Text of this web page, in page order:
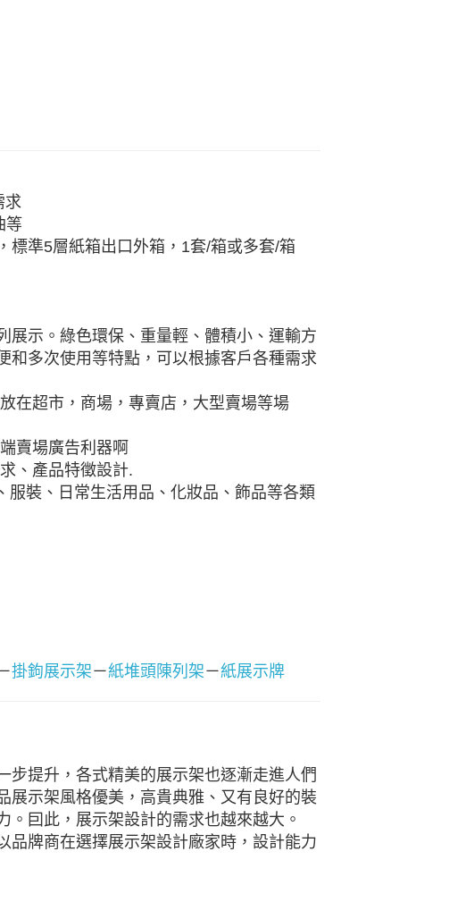
求
等
標準5層紙箱出口外箱，1套/箱或多套/箱
展示。綠色環保、重量輕、體積小、運輸方
和多次使用等特點，可以根據客戶各種需求
在超市，商場，專賣店，大型賣場等場
賣場廣告利器啊
、產品特徵設計.
裝、日常生活用品、化妝品、飾品等各類
掛鉤展示架－紙堆頭陳列架－紙展示牌
步提升，各式精美的展示架也逐漸走進人們
展示架風格優美，高貴典雅、又有良好的裝
囙此，展示架設計的需求也越來越大。
品牌商在選擇展示架設計廠家時，設計能力